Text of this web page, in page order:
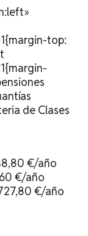
top:
de Clases
€/año
€/año
€/año